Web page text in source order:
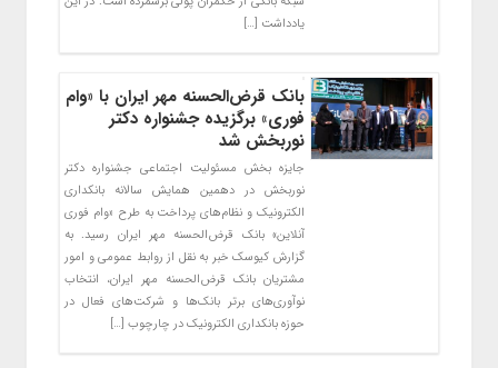
یادداشت […]
بانک قرض‌الحسنه مهر ایران با «وام
فوری» برگزیده جشنواره دکتر
نوربخش شد
جایزه بخش مسئولیت اجتماعی جشنواره دکتر
نوربخش در دهمین همایش ‌سالانه بانکداری
الکترونیک و نظام‌های پرداخت به طرح «وام فوری
آنلاین» بانک قرض‌الحسنه مهر ایران رسید. به
گزارش کیوسک خبر به نقل از روابط عمومی و امور
مشتریان بانک قرض‌الحسنه مهر ایران، انتخاب
نوآوری‌های برتر بانک‌ها و شرکت‌های فعال در
حوزه بانکداری الکترونیک در چارچوب […]